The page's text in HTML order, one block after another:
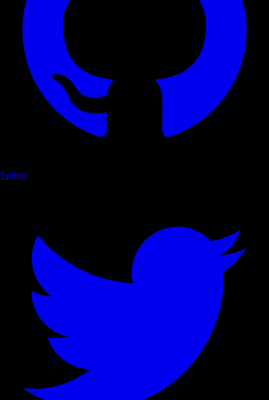
Twitter